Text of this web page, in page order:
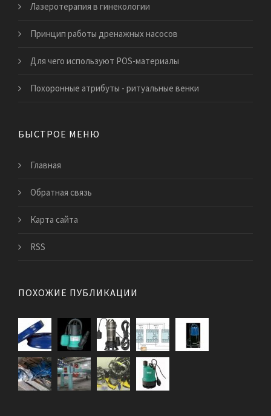
Лазеротерапия в гинекологии
Принцип работы дренажных насосов
Для чего используют POS-материалы
Похоронные атрибуты - ритуальные венки
БЫСТРОЕ МЕНЮ
Главная
Обратная связь
Карта сайта
RSS
ПОХОЖИЕ ПУБЛИКАЦИИ